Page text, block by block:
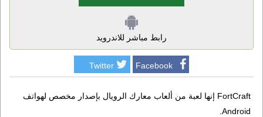
رابط مباشر للاندرويد
Facebook
Twitter
FortCraft إنها لعبة من ألعاب معارك الرويال بإصدار مخصص لهواتف
Android.